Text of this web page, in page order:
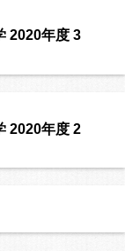
2020年度 3
2020年度 2